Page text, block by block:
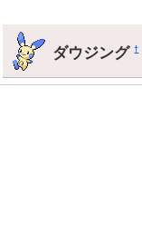
ダウジング†